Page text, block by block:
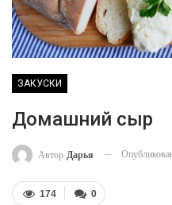
ЗАКУСКИ
Домашний сыр
Автор Дарья
0
174